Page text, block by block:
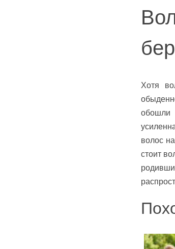
Хотя
обошли
волос
стоит